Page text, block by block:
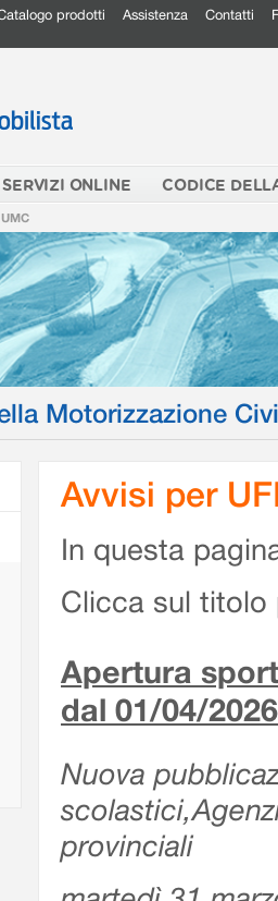
prodotti Assistenza Contatti
SERVIZI ONLINE CODICE
Motorizzazione
Avvisi per
In questa
Clicca sul titolo
Apertura
dal 01/04/2026
Nuova
provinciali